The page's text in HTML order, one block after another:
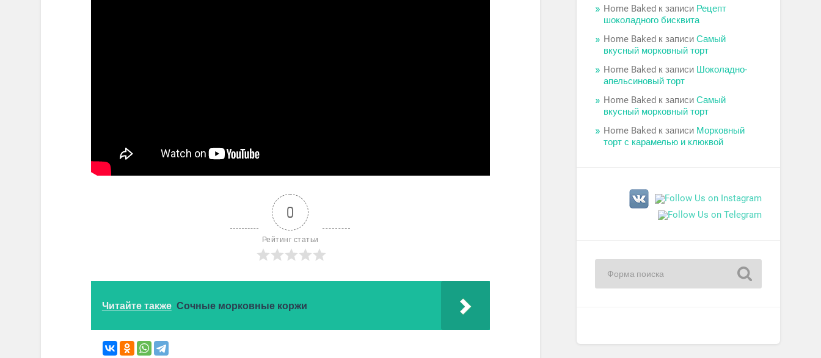
0
Рейтинг статьи
Читайте также Сочные морковные коржи
Home Baked к записи Рецепт
шоколадного бисквита
Home Baked к записиСамый
вкусный морковный торт
Home Baked к записи Шоколадно-
апельсиновый торт
Home Baked к записиСамый
вкусный морковный торт
Home Baked к записи Морковный
торт с карамелью и клюквой